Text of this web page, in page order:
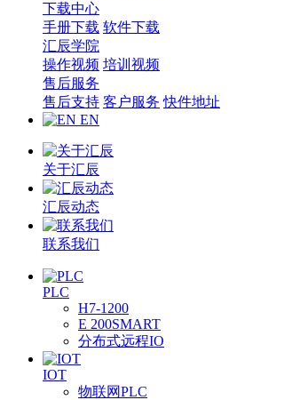
下载中心
手册下载 软件下载
汇辰学院
操作视频 培训视频
售后服务
售后支持 客户服务 快件地址
EN
关于汇辰
汇辰动态
联系我们
PLC
H7-1200
E 200SMART
分布式远程IO
IOT
物联网PLC